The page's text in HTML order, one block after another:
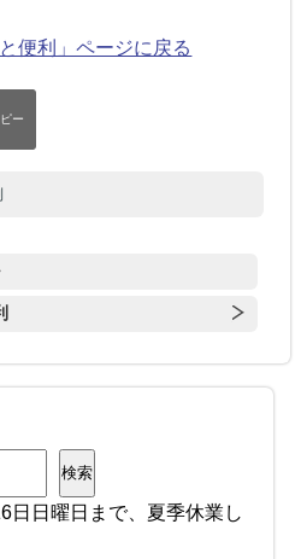
便利」ページに戻る
検索
日日曜日まで、夏季休業し